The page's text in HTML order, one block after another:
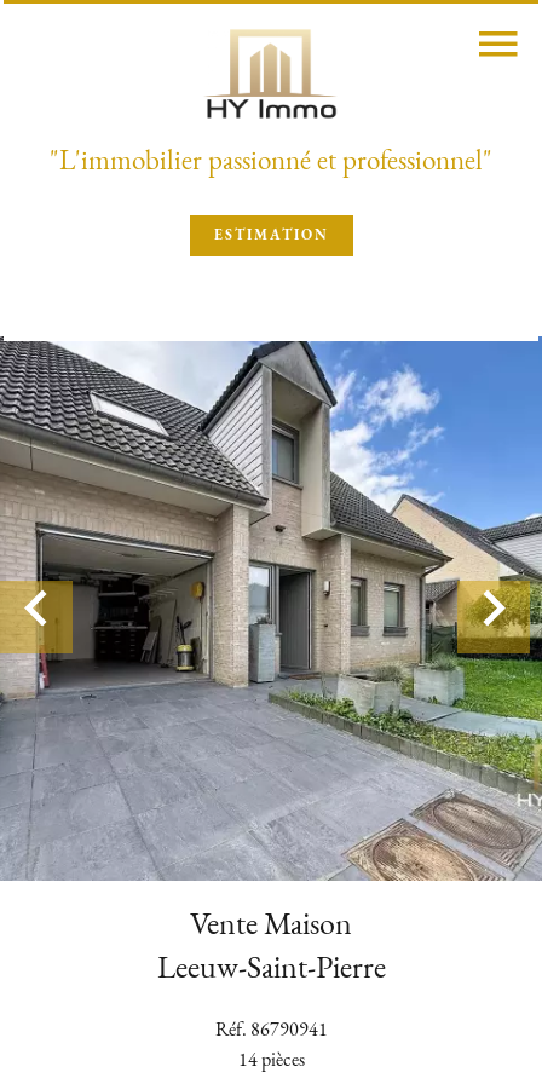
"L'immobilier passionné et professionnel"
ESTIMATION
Vente Maison
Leeuw-Saint-Pierre
Réf. 86790941
14 pièces